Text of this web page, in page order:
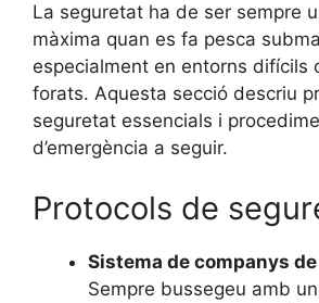
La seguretat ha de ser sempre
màxima quan es fa pesca
especialment en entorns difícils
forats. Aquesta secció descriu
seguretat essencials i
d’emergència a seguir.
Protocols de
Sistema de companys
Sempre bussegeu amb